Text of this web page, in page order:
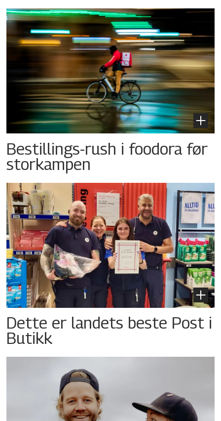
Bestillings-rush i foodora før
storkampen
Dette er landets beste Post i
Butikk